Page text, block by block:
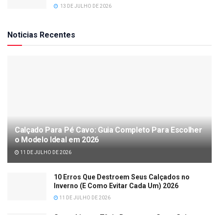
13 DE JULHO DE 2026
Noticias Recentes
Calçado Para Pé Cavo: Guia Completo Para Escolher
o Modelo Ideal em 2026
11 DE JULHO DE 2026
10 Erros Que Destroem Seus Calçados no
Inverno (E Como Evitar Cada Um) 2026
11 DE JULHO DE 2026